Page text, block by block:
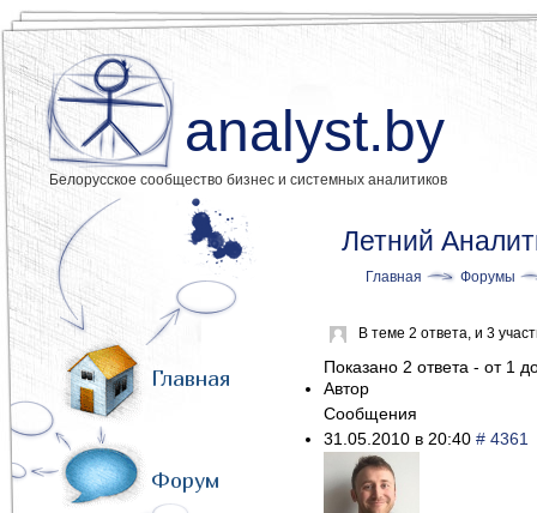
analyst.by
Белорусское сообщество бизнес и системных аналитиков
Главная
Форум
Летний
Главная Форумы
В теме 2 ответа, и 3
Показано 2 ответа - от 1
Автор
Сообщения
31.05.2010 в 20:40 # 4361